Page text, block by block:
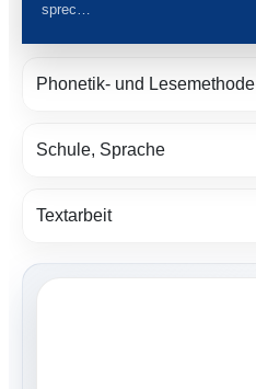
sprec…
Phonetik- und Lesemethode
Schule, Sprache
Textarbeit